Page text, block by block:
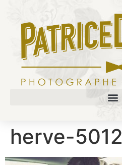
herve-5012